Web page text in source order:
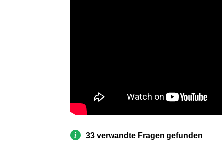
33 verwandte Fragen gefunden